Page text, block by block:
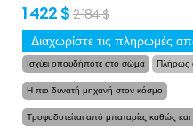
1 422 $ 2 184 $
Διαχωρίστε τις πληρωμές
Ισχύει οπουδήποτε στο σώμα
Πλήρως
Η πιο δυνατή μηχανή στον κόσμο
Τροφοδοτείται από μπαταρίες καθώς και